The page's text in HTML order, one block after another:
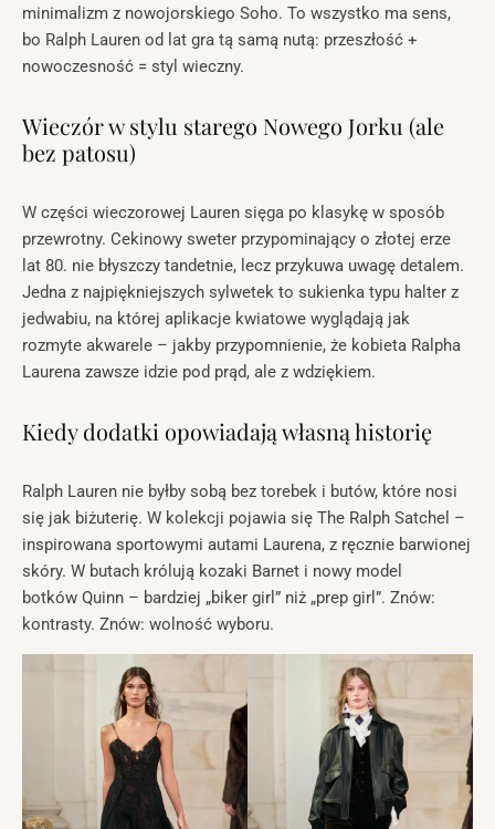
minimalizm z nowojorskiego Soho. To wszystko ma sens,
bo Ralph Lauren od lat gra tą samą nutą: przeszłość +
nowoczesność = styl wieczny.
Wieczór w stylu starego Nowego Jorku (ale
bez patosu)
W części wieczorowej Lauren sięga po klasykę w sposób
przewrotny. Cekinowy sweter przypominający o złotej erze
lat 80. nie błyszczy tandetnie, lecz przykuwa uwagę detalem.
Jedna z najpiękniejszych sylwetek to sukienka typu halter z
jedwabiu, na której aplikacje kwiatowe wyglądają jak
rozmyte akwarele – jakby przypomnienie, że kobieta Ralpha
Laurena zawsze idzie pod prąd, ale z wdziękiem.
Kiedy dodatki opowiadają własną historię
Ralph Lauren nie byłby sobą bez torebek i butów, które nosi
się jak biżuterię. W kolekcji pojawia się The Ralph Satchel –
inspirowana sportowymi autami Laurena, z ręcznie barwionej
skóry. W butach królują kozaki Barnet i nowy model
botków Quinn – bardziej „biker girl” niż „prep girl”. Znów:
kontrasty. Znów: wolność wyboru.